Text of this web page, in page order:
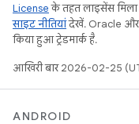
Licenseके तहत लाइसेंस मिला
साइट नीतियांदेखें. Oracle और/
किया हुआ ट्रेडमार्क है.
आखिरी बार 2026-02-25
ANDROID